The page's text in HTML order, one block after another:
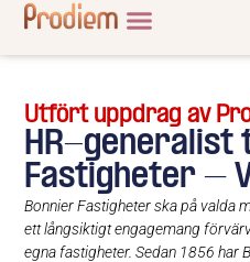
Utfört uppdrag av
HR-generalist
Fastigheter –
Bonnier Fastigheter ska på valda
ett långsiktigt engagemang
egna fastigheter. Sedan 1856 har